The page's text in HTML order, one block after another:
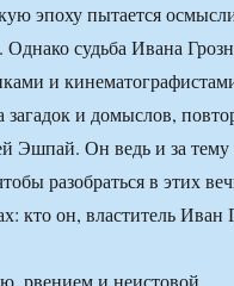
эпоху пытается
судьба Ивана
и
и домыслов,
Эшпай. Он ведь и за
разобраться в этих
кто он, властитель Иван